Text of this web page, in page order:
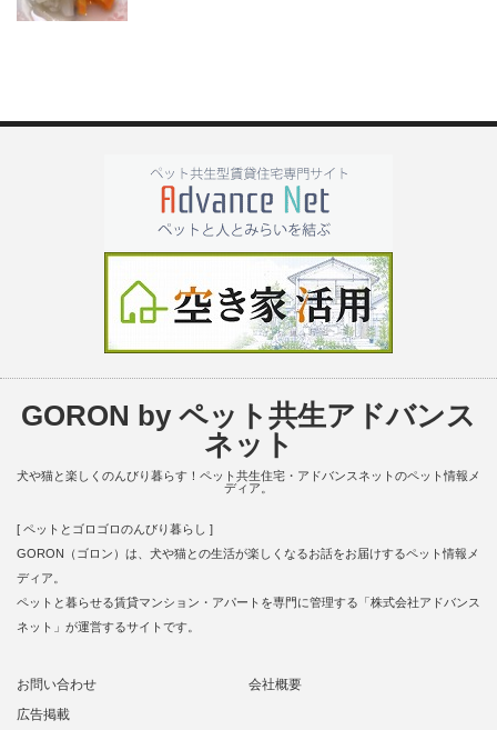
GORON by ペット共生アドバンス
ネット
犬や猫と楽しくのんびり暮らす！ペット共生住宅・アドバンスネットのペット情報メ
ディア。
[ ペットとゴロゴロのんびり暮らし ]
GORON（ゴロン）は、犬や猫との生活が楽しくなるお話をお届けするペット情報メ
ディア。
ペットと暮らせる賃貸マンション・アパートを専門に管理する「株式会社アドバンス
ネット」が運営するサイトです。
お問い合わせ
会社概要
広告掲載